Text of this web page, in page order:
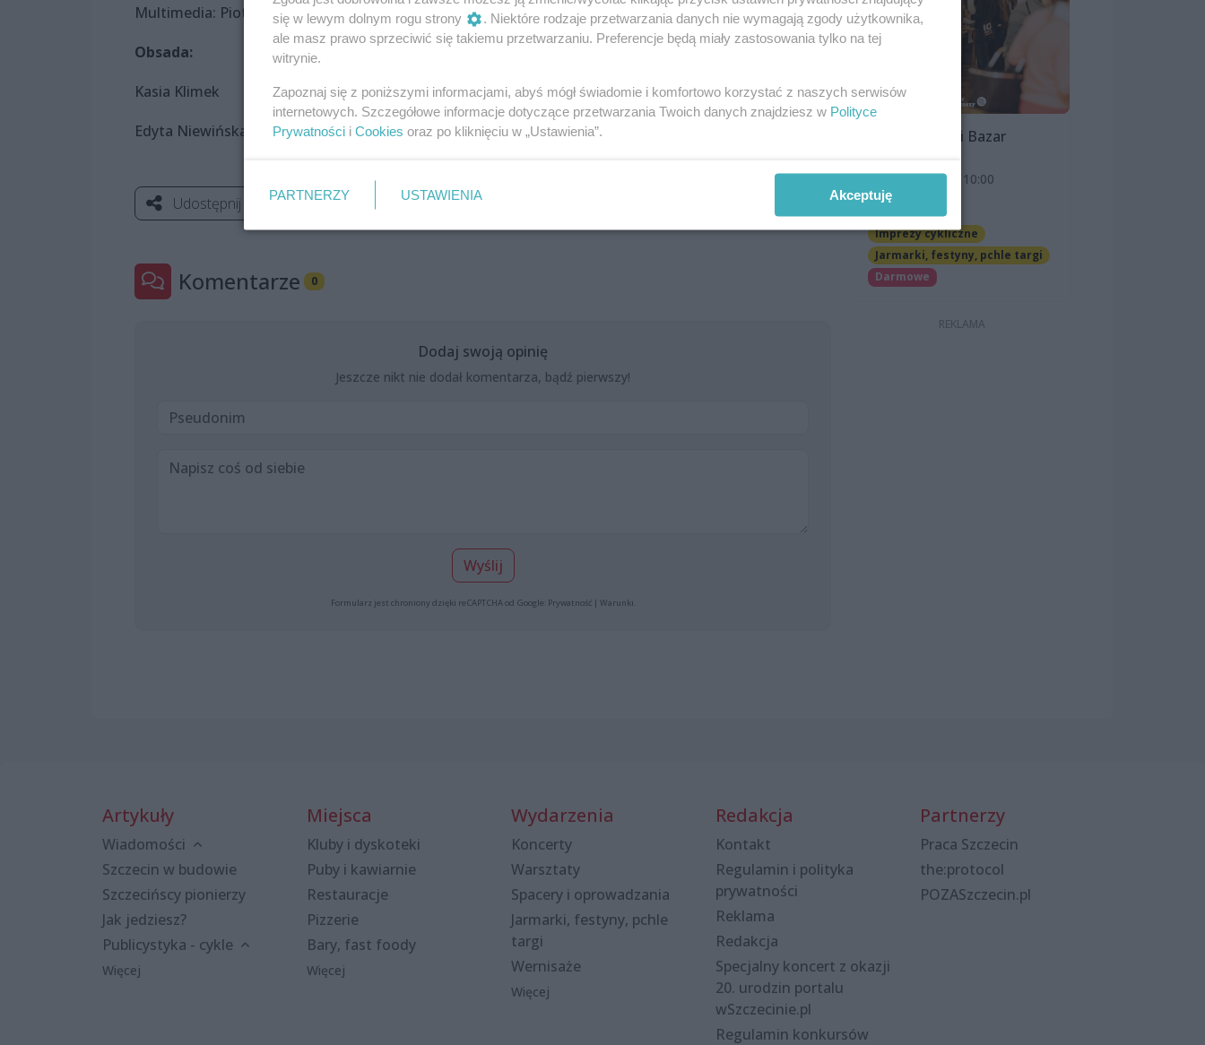
Multimedia: Piotr Krężel
Obsada:
Kasia Klimek
Edyta Niewińska-Van der Moeren
Udostępnij
Komentarze 0
Dodaj swoją opinię
Jeszcze nikt nie dodał komentarza, bądź pierwszy!
Wyślij
Formularz jest chroniony dzięki reCAPTCHA od Google: Prywatność| Warunki
Szczeciński Bazar
9 sierpnia 2026, 10:00
OFF Marina
Imprezy cykliczne
Jarmarki, festyny, pchle targi
Darmowe
Artykuły
Wiadomości
Szczecin w budowie
Szczecińscy pionierzy
Jak jedziesz?
Publicystyka - cykle
Więcej
Miejsca
Kluby i dyskoteki
Puby i kawiarnie
Restauracje
Pizzerie
Bary, fast foody
Więcej
Wydarzenia
Koncerty
Warsztaty
Spacery i oprowadzania
Jarmarki, festyny, pchle
targi
Wernisaże
Więcej
Redakcja
Kontakt
Regulamin i polityka
prywatności
Reklama
Redakcja
Specjalny koncert z okazji
20. urodzin portalu
wSzczecinie.pl
Regulamin konkursów
Partnerzy
Praca Szczecin
the:protocol
POZASzczecin.pl
się w lewym dolnym rogu strony
. Niektóre rodzaje przetwarzania danych nie wymagają zgody użytkownika,
ale masz prawo sprzeciwić się takiemu przetwarzaniu. Preferencje będą miały zastosowania tylko na tej
witrynie.
Zapoznaj się z poniższymi informacjami, abyś mógł świadomie i komfortowo korzystać z naszych serwisów
internetowych. Szczegółowe informacje dotyczące przetwarzania Twoich danych znajdziesz w Polityce
Prywatności i Cookies oraz po kliknięciu w „Ustawienia”.
PARTNERZY USTAWIENIA Akceptuję